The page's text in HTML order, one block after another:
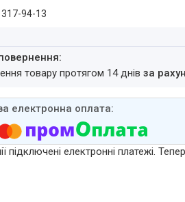
94-13
товару протягом 14 днівза
підключені електронні платежі.